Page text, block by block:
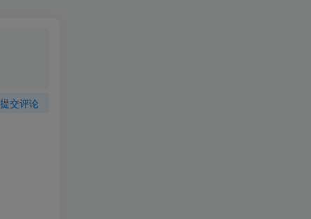
提交评论